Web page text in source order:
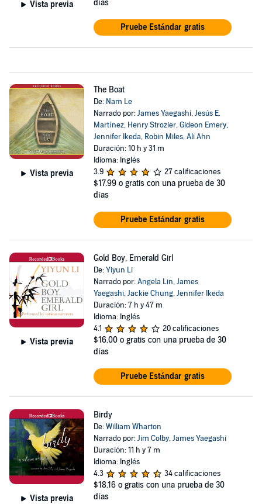
Vista previa días
Pruebe Estándar gratis
Vista previa
The Boat
De: Nam Le
Narrado por:James Yaegashi,Jesús E.
Martínez, Henry Strozier,Gideon Emery,
Jennifer Ikeda, Robin Miles,Ali Ahn
Duración: 10 h y 31 m
Idioma: Inglés
3.9
27 calificaciones
$17.99 o gratis con una prueba de 30
días
Pruebe Estándar gratis
Vista previa
Gold Boy, Emerald Girl
De:Yiyun Li
Narrado por:Angela Lin,James
Yaegashi,Jackie Chung,Jennifer Ikeda
Duración: 7 h y 47 m
Idioma: Inglés
4.1
20 calificaciones
$16.00 o gratis con una prueba de 30
días
Pruebe Estándar gratis
Vista previa
Birdy
De:William Wharton
Narrado por:Jim Colby,James Yaegashi
Duración: 11 h y 7 m
Idioma: Inglés
4.3
34 calificaciones
$18.16 o gratis con una prueba de 30
días